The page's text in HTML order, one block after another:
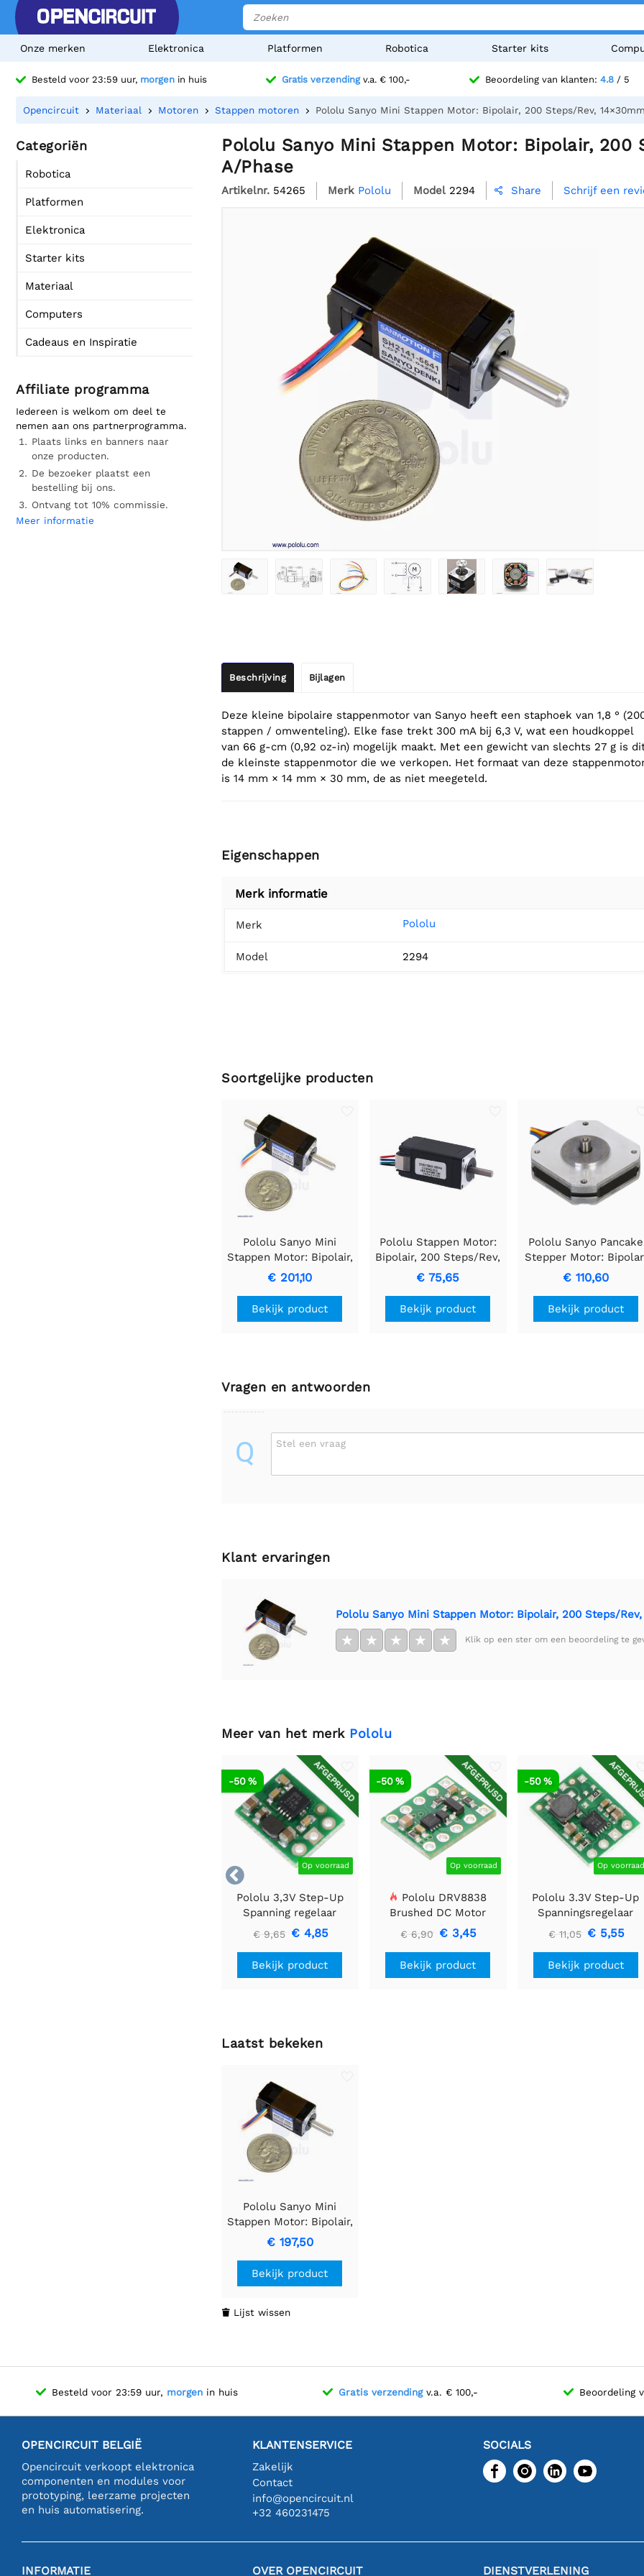
Onze merken Elektronica Platformen Robotica Starter kits
Besteld voor 23:59 uur, morgen in huis Gratis verzendingv.a. € 100,- Beoordeling van klanten: 4.8/ 5
Opencircuit Materiaal Motoren Stappen motoren Pololu Sanyo Mini Stappen Motor: Bipolair, 200 Steps/Rev,
Categoriën
Robotica
Platformen
Elektronica
Starter kits
Materiaal
Computers
Cadeaus en Inspiratie
Affiliate programma
Iedereen is welkom om deel te
nemen aan ons partnerprogramma.
Plaats links en banners naar
onze producten.
De bezoeker plaatst een
bestelling bij ons.
Ontvang tot 10% commissie.
Meer informatie
Pololu Sanyo Mini Stappen Motor: Bipolair, 200
A/Phase
Artikelnr. 54265 Merk Pololu Model 2294  Share Schrijf een
Beschrijving Bijlagen
Deze kleine bipolaire stappenmotor van Sanyo heeft een staphoek van 1,8 °
stappen / omwenteling). Elke fase trekt 300 mA bij 6,3 V, wat een houdkoppel
van 66 g-cm (0,92 oz-in) mogelijk maakt. Met een gewicht van slechts 27 g is
de kleinste stappenmotor die we verkopen. Het formaat van deze
is 14 mm × 14 mm × 30 mm, de as niet meegeteld.
Eigenschappen
Merk informatie
Merk Pololu
Model 2294
Soortgelijke producten
Pololu Sanyo Mini
Stappen Motor: Bipolair,
200 Steps/Rev,
14×30mm, 6.3V, 0.3
A/Phase, dubbele as
€ 201,10
Bekijk product
Pololu Stappen Motor:
Bipolair, 200 Steps/Rev,
20×42mm, 4.3V, 0.8
A/Phase
€ 75,65
Bekijk product
Pololu Sanyo Pancake
Stepper Motor:
200 Steps/Rev, 3,5V
1A/Phase
€ 110,60
Bekijk product
Vragen en antwoorden
Q Stel een vraag
Klant ervaringen
Pololu Sanyo Mini Stappen Motor: Bipolair, 200 Steps/Rev,
★ ★ ★ ★ ★ Klik op een ster om een beoordeling te
Meer van het merk Pololu

AFGEPRIJSD
Op voorraad
-50 %
Pololu 3,3V Step-Up
Spanning regelaar
U1V10F3
€ 9,65 € 4,85
Bekijk product
AFGEPRIJSD
Op voorraad
-50 %
Pololu DRV8838
Brushed DC Motor
Driver
€ 6,90 € 3,45
Bekijk product
Op
-50 %
Pololu 3.3V Step-Up
Spanningsregelaar
U1V11F3
€ 11,05 € 5,55
Bekijk product
Laatst bekeken
Pololu Sanyo Mini
Stappen Motor: Bipolair,
200 Steps/Rev,
14×30mm, 6.3V, 0.3
A/Phase
€ 197,50
Bekijk product
 Lijst wissen
Besteld voor 23:59 uur, morgen in huis Gratis verzendingv.a. € 100,- Beoordeling
OPENCIRCUIT BELGIË
Opencircuit verkoopt elektronica
componenten en modules voor
prototyping, leerzame projecten
en huis automatisering.
KLANTENSERVICE
Zakelijk
Contact
info@opencircuit.nl
+32 460231475
SOCIALS
INFORMATIE OVER OPENCIRCUIT DIENSTVERLENING